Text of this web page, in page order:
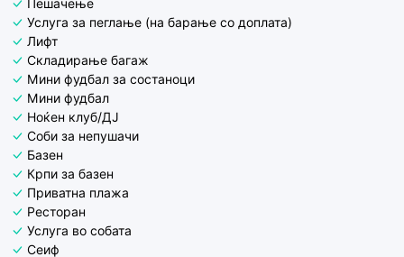
Пешачење
Услуга за пеглање (на барање со доплата)
Лифт
Складирање багаж
Мини фудбал за состаноци
Мини фудбал
Ноќен клуб/ДЈ
Соби за непушачи
Базен
Крпи за базен
Приватна плажа
Ресторан
Услуга во собата
Сеиф